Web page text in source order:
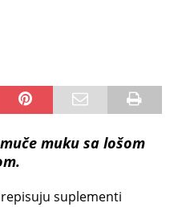
muku sa lošom
suplementi